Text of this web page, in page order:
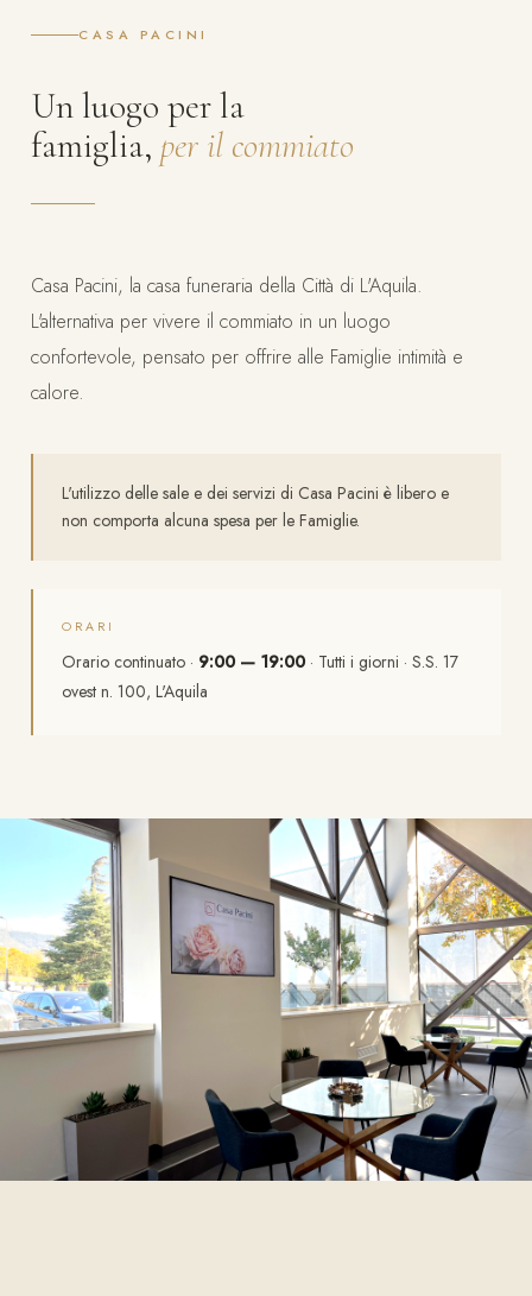
CASA PACINI
Un luogo per la
famiglia, per il commiato
Casa Pacini, la casa funeraria della Città di L'Aquila.
L'alternativa per vivere il commiato in un luogo
confortevole, pensato per offrire alle Famiglie intimità e
calore.
L'utilizzo delle sale e dei servizi di Casa Pacini è libero e
non comporta alcuna spesa per le Famiglie.
ORARI
Orario continuato · 9:00 — 19:00 · Tutti i giorni · S.S. 17
ovest n. 100, L'Aquila